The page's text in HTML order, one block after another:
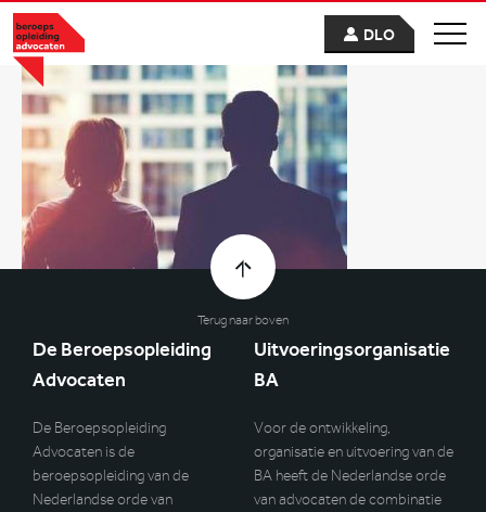
DLO
Terug naar boven
De Beroepsopleiding
Advocaten
De Beroepsopleiding
Advocaten is de
beroepsopleiding van de
Nederlandse orde van
Uitvoeringsorganisatie
BA
Voor de ontwikkeling,
organisatie en uitvoering van de
BA heeft de Nederlandse orde
van advocaten de combinatie